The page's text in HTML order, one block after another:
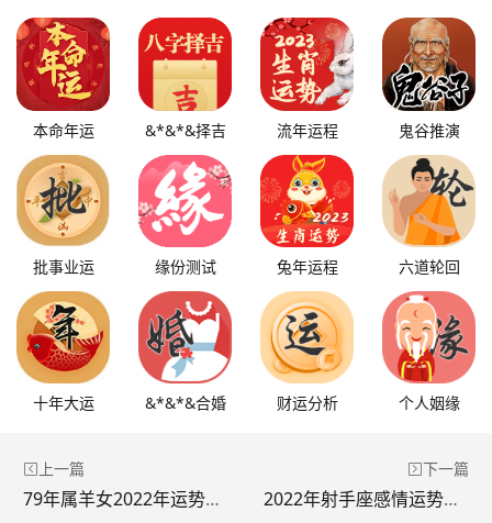
本命年运 &*&*&择吉 流年运程 鬼谷推演
批事业运 缘份测试 兔年运程 六道轮回
十年大运 &*&*&合婚 财运分析 个人姻缘
上一篇
79年属羊女2022年运势运程，2022年柱羊刃的全年运势
下一篇
2022年射手座感情运势完整版，射手座2022 年的痛苦